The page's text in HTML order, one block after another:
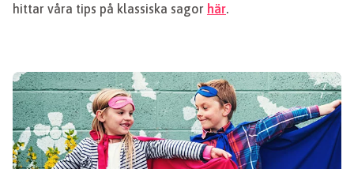
hittar våra tips på klassiska sagor här.